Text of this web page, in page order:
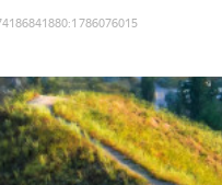
:1786076015